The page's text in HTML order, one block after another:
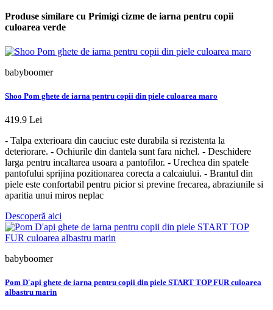
Produse similare cu Primigi cizme de iarna pentru copii
culoarea verde
babyboomer
Shoo Pom ghete de iarna pentru copii din piele culoarea maro
419.9 Lei
- Talpa exterioara din cauciuc este durabila si rezistenta la
deteriorare. - Ochiurile din dantela sunt fara nichel. - Deschidere
larga pentru incaltarea usoara a pantofilor. - Urechea din spatele
pantofului sprijina pozitionarea corecta a calcaiului. - Brantul din
piele este confortabil pentru picior si previne frecarea, abraziunile si
aparitia unui miros neplac
Descoperă aici
babyboomer
Pom D'api ghete de iarna pentru copii din piele START TOP FUR culoarea
albastru marin